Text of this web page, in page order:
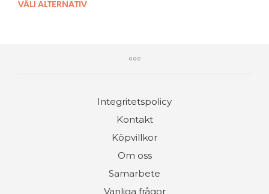
VÄLJ ALTERNATIV
be
chosen
the
product
Integritetspolicy
Kontakt
Köpvillkor
Om oss
Samarbete
Vanliga frågor